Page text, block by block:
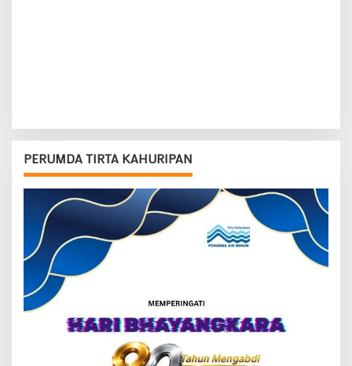
PERUMDA TIRTA KAHURIPAN